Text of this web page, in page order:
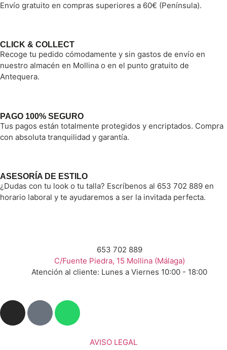
Envío gratuito en compras superiores a 60€ (Península).
CLICK & COLLECT
Recoge tu pedido cómodamente y sin gastos de envío en
nuestro almacén en Mollina o en el punto gratuito de
Antequera.
PAGO 100% SEGURO
Tus pagos están totalmente protegidos y encriptados. Compra
con absoluta tranquilidad y garantía.
ASESORÍA DE ESTILO
¿Dudas con tu look o tu talla? Escríbenos al 653 702 889 en
horario laboral y te ayudaremos a ser la invitada perfecta.
653 702 889
C/Fuente Piedra, 15 Mollina (Málaga)
Atención al cliente: Lunes a Viernes 10:00 - 18:00
AVISO LEGAL